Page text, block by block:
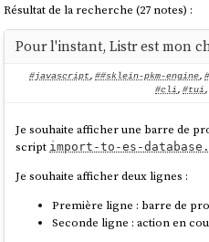
postgresql (1) search-
Résultat de la recherche (27 notes) :
Pour l'instant, Listr est mon
#javascript, ##sklein-pkm-engine,
#cli, #tui,
Je souhaite afficher une barre de
script import-to-es-
Je souhaite afficher deux lignes :
Première ligne : barre de
Seconde ligne : action en